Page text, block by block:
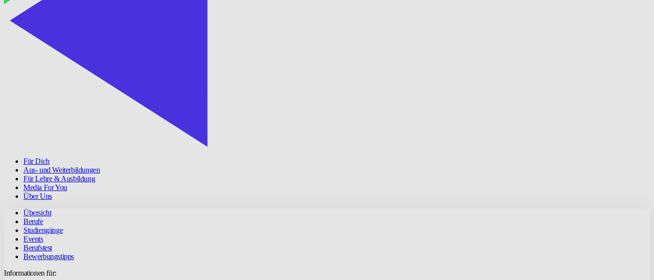
Für Dich
Aus- und Weiterbildungen
Für Lehre & Ausbildung
Media For You
Über Uns
Übersicht
Berufe
Studiengänge
Events
Berufstest
Bewerbungstipps
Informationen für: